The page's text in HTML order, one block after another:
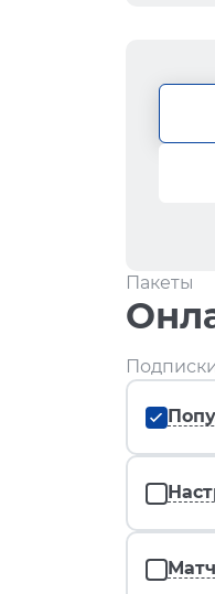
Пакеты